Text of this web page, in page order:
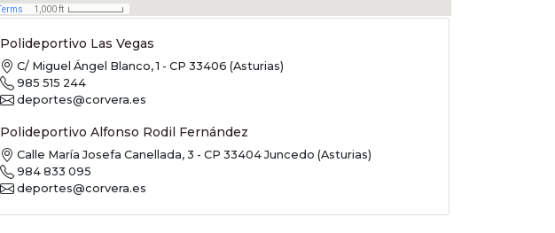
Polideportivo Las Vegas
C/ Miguel Ángel Blanco, 1 - CP 33406 (Asturias)
985 515 244
deportes@corvera.es
Polideportivo Alfonso Rodil Fernández
Calle María Josefa Canellada, 3 - CP 33404 Juncedo (Asturias)
984 833 095
deportes@corvera.es